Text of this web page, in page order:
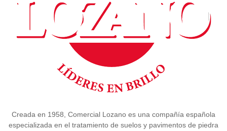
Creada en 1958, Comercial Lozano es una compañía española
especializada en el tratamiento de suelos y pavimentos de piedra